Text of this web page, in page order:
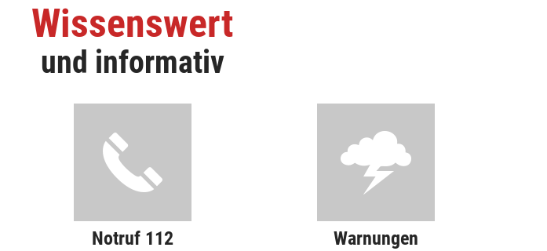
Wissenswert
und informativ
Notruf 112 Warnungen